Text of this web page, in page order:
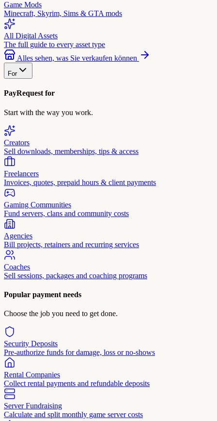
Game Mods
Minecraft, Skyrim, Sims & GTA mods
All Digital Assets
The full guide to every asset type
Alles sehen, was Sie verkaufen können
For
PayRequest for
Start with the way you work.
Creators
Sell downloads, memberships, tips & access
Freelancers
Invoices, quotes, prepaid hours & client payments
Gaming Communities
Fund servers, clans and community costs
Agencies
Bill projects, retainers and recurring services
Coaches
Sell sessions, packages and coaching programs
Popular payment needs
Choose the job you need to get done.
Security Deposits
Pre-authorize funds for damage, loss or no-shows
Rental Companies
Collect rental payments and refundable deposits
Server Fundraising
Calculate and split monthly game server costs